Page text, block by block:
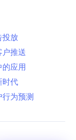
投放
户推送
的应用
时代
行为预测